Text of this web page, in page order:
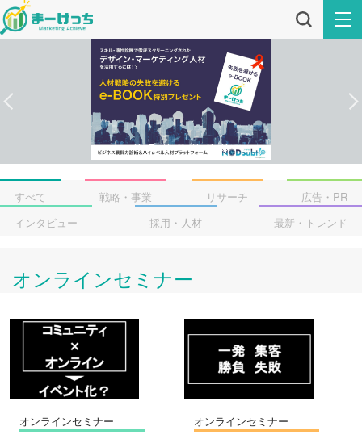
すべて 戦略・事業 リサーチ
広告・PR
インタビュー
採用・人材 最新・トレンド
オンラインセミナー
オンラインセミナー オンラインセミナー